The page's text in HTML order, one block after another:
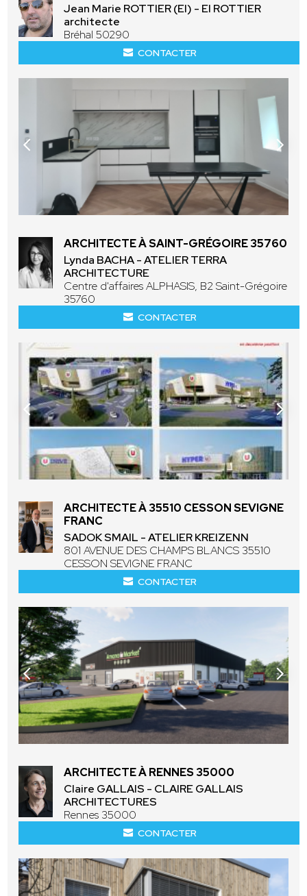
Jean Marie ROTTIER (EI) - EI ROTTIER
architecte
Bréhal 50290
CONTACTER
ARCHITECTE À SAINT-GRÉGOIRE 35760
Lynda BACHA - ATELIER TERRA
ARCHITECTURE
Centre d'affaires ALPHASIS, B2 Saint-Grégoire
35760
CONTACTER
ARCHITECTE À 35510 CESSON SEVIGNE
FRANC
SADOK SMAIL - ATELIER KREIZENN
801 AVENUE DES CHAMPS BLANCS 35510
CESSON SEVIGNE FRANC
CONTACTER
ARCHITECTE À RENNES 35000
Claire GALLAIS - CLAIRE GALLAIS
ARCHITECTURES
Rennes 35000
CONTACTER